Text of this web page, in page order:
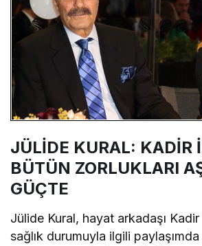
JÜLİDE KURAL: KADİR
BÜTÜN ZORLUKLARI
GÜÇTE
Jülide Kural, hayat arkadaşı Kadir
sağlık durumuyla ilgili